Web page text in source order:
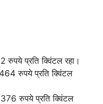
प्रति क्विंटल रहा।
रुपये प्रति क्विंटल
रुपये प्रति क्विंटल